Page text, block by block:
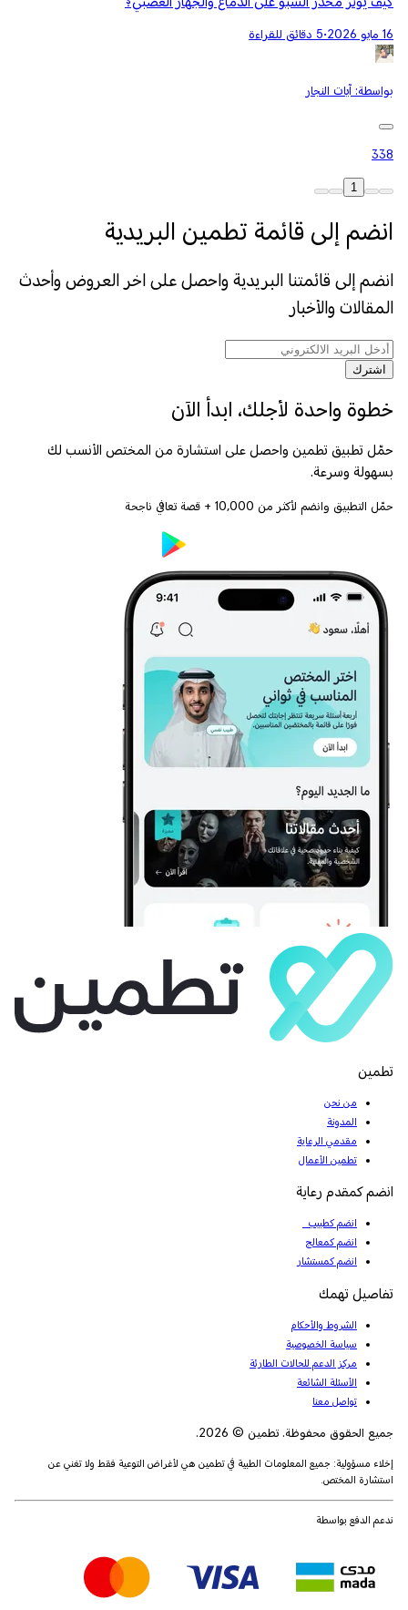
16 مايو 2026 •5 دقائق للقراءة
بواسطة: آيات النجار
338
1
انضم إلى قائمة تطمين البريدية
انضم إلى قائمتنا البريدية واحصل على اخر العروض وأحدث
المقالات والأخبار
اشترك
خطوة واحدة لأجلك، ابدأ الآن
حمّل تطبيق تطمين واحصل على استشارة من المختص الأنسب لك
بسهولة وسرعة.
حمّل التطبيق وانضم لأكثر من 10,000 + قصة تعافي ناجحة
تطمين
من نحن
المدونة
مقدمي الرعاية
تطمين الأعمال
انضم كمقدم رعاية
انضم كطبيب
انضم كمعالج
انضم كمستشار
تفاصيل تهمك
الشروط والأحكام
سياسة الخصوصية
مركز الدعم للحالات الطارئة
الأسئلة الشائعة
تواصل معنا
جميع الحقوق محفوظة. تطمين © 2026.
إخلاء مسؤولية: جميع المعلومات الطبية في تطمين هي لأغراض التوعية فقط ولا تغني عن
استشارة المختص.
ندعم الدفع بواسطة